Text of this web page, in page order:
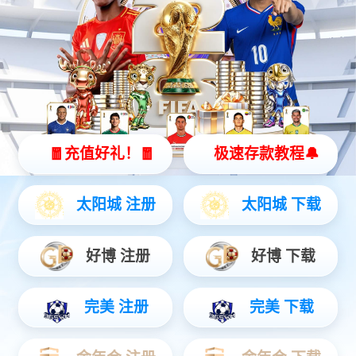
55世纪灵犀 X2
全智能灵动机器人
灵动 | 亲和 | 智能